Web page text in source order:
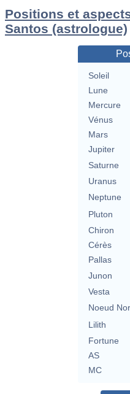
Positions et
Santos (astrologue)
Soleil
Lune
Mercure
Vénus
Mars
Jupiter
Saturne
Uranus
Neptune
Pluton
Chiron
Cérès
Pallas
Junon
Vesta
Noeud
Lilith
Fortune
AS
MC